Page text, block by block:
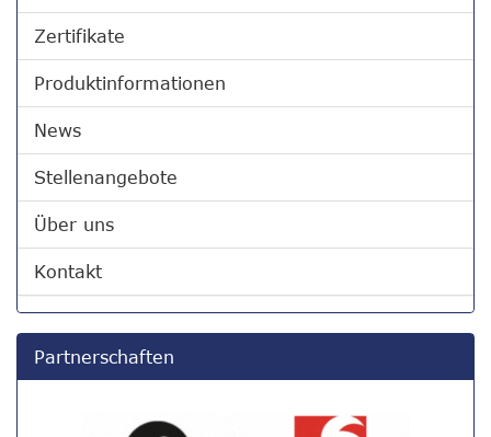
Zertifikate
Produktinformationen
News
Stellenangebote
Über uns
Kontakt
Partnerschaften